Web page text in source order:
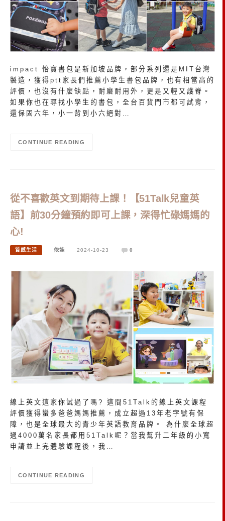
impact 怡寶書包是新加坡品牌，部分系列還是MIT台灣
製造，獲得ptt家長們推薦小學生書包品牌，也有相當高的
評價，也沒有什麼缺點，耐磨耐用外，更是又輕又護脊。
如果你也在尋找小學生的書包，全台百貨門市都可試背，
還保固六年，小一背到小六絕對…
CONTINUE READING
從不喜歡英文到期待上課！【51Talk兒童英
語】前30分鐘預約即可上課，深得忙碌媽媽的
心!
質感生活 依娃 2024-10-23 0
線上英文這家你試過了嗎? 這間51Talk的線上英文課程
評價獲得蠻多爸爸媽媽推薦，成立超過13年老字號有保
障，也是全球最大的青少年英語教育品牌。 為什麼全球超
過4000萬名家長都用51Talk呢？當我幫升二年級的小寬
申請並上完體驗課程後，我…
CONTINUE READING